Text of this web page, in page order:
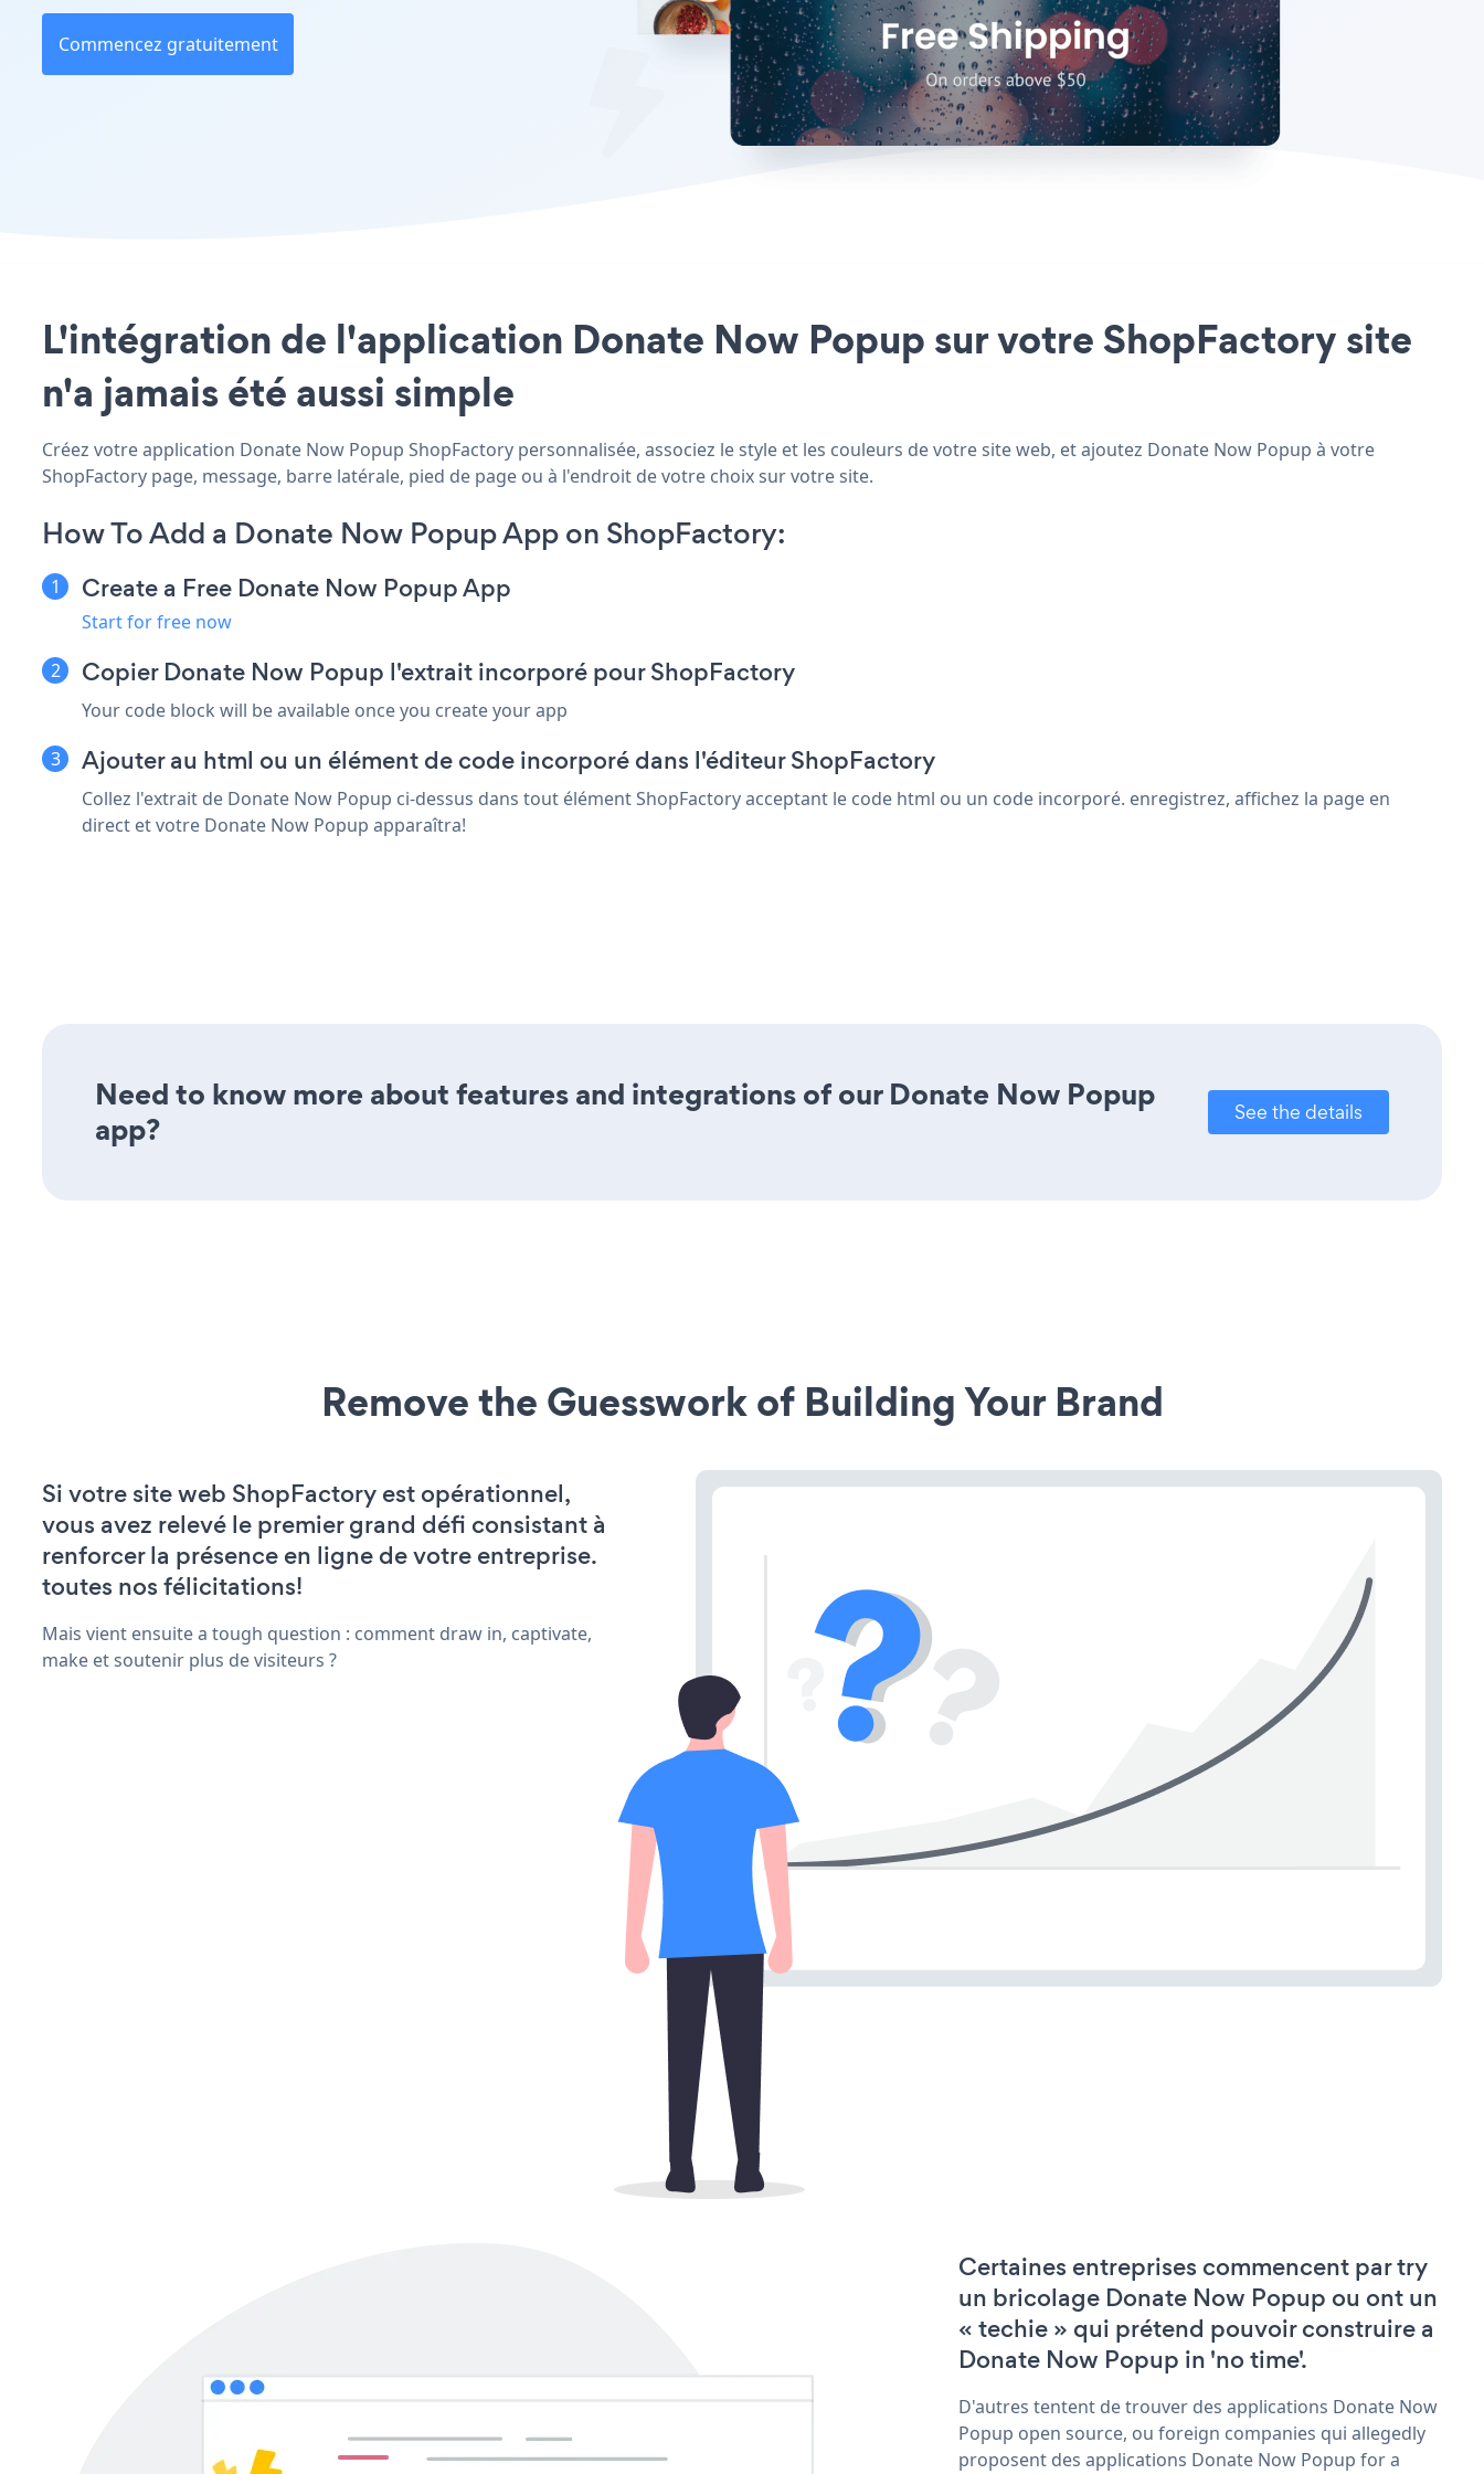
Commencez gratuitement
L'intégration de l'application Donate Now Popup sur votre ShopFactory site
n'a jamais été aussi simple
Créez votre application Donate Now Popup ShopFactory personnalisée, associez le style et les couleurs de votre site web, et ajoutez Donate Now Popup à votre
ShopFactory page, message, barre latérale, pied de page ou à l'endroit de votre choix sur votre site.
How To Add a Donate Now Popup App on ShopFactory:
Create a Free Donate Now Popup App
Start for free now
Copier Donate Now Popup l'extrait incorporé pour ShopFactory
Your code block will be available once you create your app
Ajouter au html ou un élément de code incorporé dans l'éditeur ShopFactory
Collez l'extrait de Donate Now Popup ci-dessus dans tout élément ShopFactory acceptant le code html ou un code incorporé. enregistrez, affichez la page en
direct et votre Donate Now Popup apparaîtra!
Need to know more about features and integrations of our Donate Now Popup
app?
See the details
Remove the Guesswork of Building Your Brand
Si votre site web ShopFactory est opérationnel,
vous avez relevé le premier grand défi consistant à
renforcer la présence en ligne de votre entreprise.
toutes nos félicitations!
Mais vient ensuite a tough question : comment draw in, captivate,
make et soutenir plus de visiteurs ?
Certaines entreprises commencent par try
un bricolage Donate Now Popup ou ont un
« techie » qui prétend pouvoir construire a
Donate Now Popup in 'no time'.
D'autres tentent de trouver des applications Donate Now
Popup open source, ou foreign companies qui allegedly
proposent des applications Donate Now Popup for a